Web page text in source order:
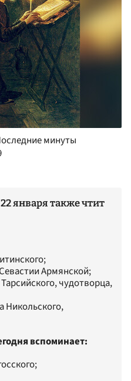
минуты
января также чтит
Армянской;
чудотворца,
Никольского,
вспоминает: